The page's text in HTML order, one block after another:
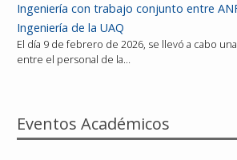
Ingeniería con trabajo conjunto entre
Ingeniería de la UAQ
El día 9 de febrero de 2026, se llevó a cabo
entre el personal de la…
Eventos Académicos